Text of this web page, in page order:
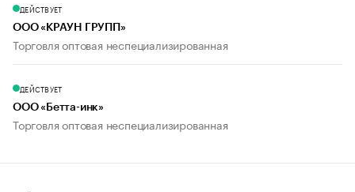
ДЕЙСТВУЕТ
ООО «КРАУН ГРУПП»
Торговля оптовая неспециализированная
ДЕЙСТВУЕТ
ООО «Бетта-инк»
Торговля оптовая неспециализированная